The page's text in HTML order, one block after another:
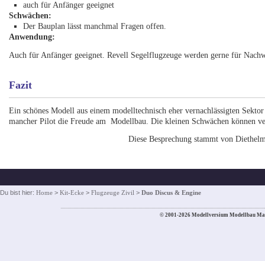
auch für Anfänger geeignet
Schwächen:
Der Bauplan lässt manchmal Fragen offen.
Anwendung:
Auch für Anfänger geeignet. Revell Segelflugzeuge werden gerne für
Fazit
Ein schönes Modell aus einem modelltechnisch eher vernachlässigten
mancher Pilot die Freude am Modellbau. Die kleinen Schwächen können
Diese Besprechung stammt von
Du bist hier: Home > Kit-Ecke > Flugzeuge Zivil > Duo Discus & Engine
© 2001-2026 Modellversium Modellbau